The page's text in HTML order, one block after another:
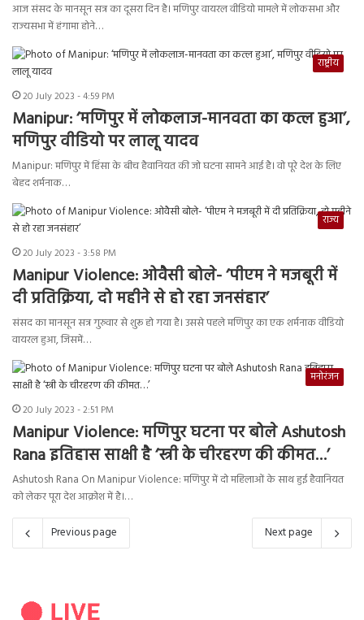
आज संसद के मानसून सत्र का दूसरा दिन है। मणिपुर वायरल वीडियो मामले में लोकसभा और
राज्यसभा में हंगामा होने…
राष्ट्रीय
20 July 2023 - 4:59 PM
Manipur: ‘मणिपुर में लोकलाज-मानवता का कत्ल हुआ’,
मणिपुर वीडियो पर लालू यादव
Manipur: मणिपुर में हिंसा के बीच हैवानियत की जो घटना सामने आई है। वो पूरे देश के लिए
बेहद शर्मनाक…
राज्य
20 July 2023 - 3:58 PM
Manipur Violence: ओवैसी बोले- ‘पीएम ने मजबूरी में
दी प्रतिक्रिया, दो महीने से हो रहा जनसंहार’
संसद का मानसून सत्र गुरुवार से शुरू हो गया है। उससे पहले मणिपुर का एक शर्मनाक वीडियो
वायरल हुआ, जिसमें…
मनोरंजन
20 July 2023 - 2:51 PM
Manipur Violence: मणिपुर घटना पर बोले Ashutosh
Rana इतिहास साक्षी है ‘स्त्री के चीरहरण की कीमत…’
Ashutosh Rana On Manipur Violence: मणिपुर में दो महिलाओं के साथ हुई हैवानियत
को लेकर पूरा देश आक्रोश में है।…
Previous page Next page